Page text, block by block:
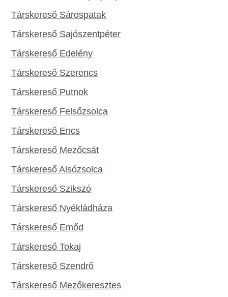
Társkereső Sárospatak
Társkereső Sajószentpéter
Társkereső Edelény
Társkereső Szerencs
Társkereső Putnok
Társkereső Felsőzsolca
Társkereső Encs
Társkereső Mezőcsát
Társkereső Alsózsolca
Társkereső Szikszó
Társkereső Nyékládháza
Társkereső Emőd
Társkereső Tokaj
Társkereső Szendrő
Társkereső Mezőkeresztes